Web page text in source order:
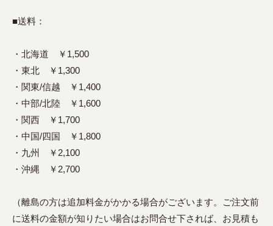
■送料：
・北海道 ￥1,500
・東北 ￥1,300
・関東/信越 ￥1,400
・中部/北陸 ￥1,600
・関西 ￥1,700
・中国/四国 ￥1,800
・九州 ￥2,100
・沖縄 ￥2,700
（離島の方は追加料金がかかる場合がございます。ご注文前
に送料の金額が知りたい場合はお問合せ下されば、お見積も